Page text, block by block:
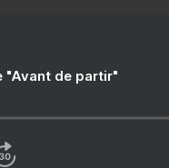
"Avant de partir"